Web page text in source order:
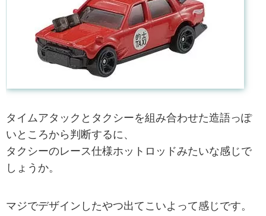
タイムアタックとタクシーを組み合わせた造語っぽ
いところから判断するに、
タクシーのレース仕様ホットロッドみたいな感じで
しょうか。
マジでデザインしたやつ出てこいよって感じです。